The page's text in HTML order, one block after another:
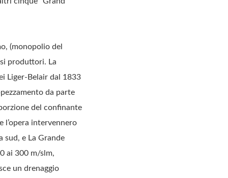
(monopolio del
produttori. La
Liger-Belair dal 1833
da parte
del confinante
l’opera intervennero
sud, e La Grande
ai 300 m/slm,
un drenaggio